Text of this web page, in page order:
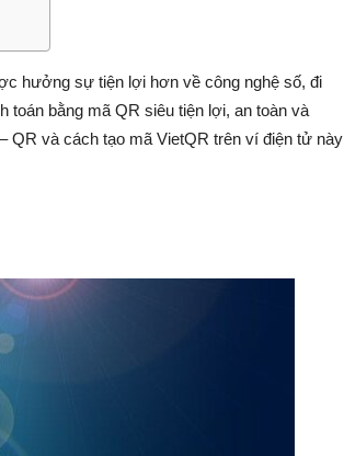
hưởng sự tiện lợi hơn về công nghệ số, đi
toán bằng mã QR siêu tiện lợi, an toàn và
QR và cách tạo mã VietQR trên ví điện tử này